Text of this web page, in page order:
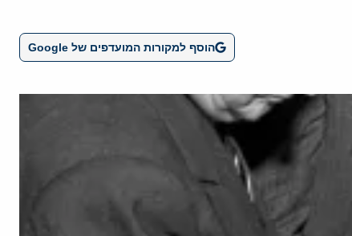
הוסף למקורות המועדפים של Google